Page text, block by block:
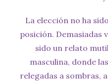
La elección no ha
posición. Demasiadas
sido un relato
masculina, donde
relegadas a sombras,